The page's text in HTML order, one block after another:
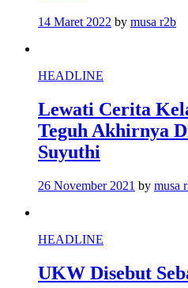
14 Maret 2022 by musa r2b
HEADLINE
Lewati Cerita
Teguh Akhirnya
Suyuthi
26 November 2021 by musa
HEADLINE
UKW Disebut